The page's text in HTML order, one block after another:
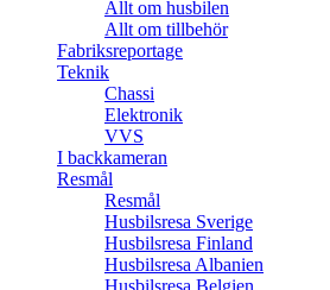
Allt om husbilen
Allt om tillbehör
Fabriksreportage
Teknik
Chassi
Elektronik
VVS
I backkameran
Resmål
Resmål
Husbilsresa Sverige
Husbilsresa Finland
Husbilsresa Albanien
Husbilsresa Belgien